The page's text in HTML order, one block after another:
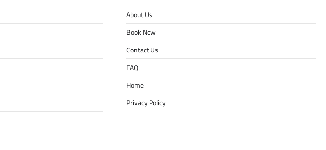
About Us
Book Now
Contact Us
FAQ
Home
Privacy Policy